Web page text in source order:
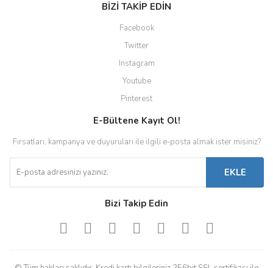
BİZİ TAKİP EDİN
Facebook
Twitter
Instagram
Youtube
Pinterest
E-Bültene Kayıt Ol!
Fırsatları, kampanya ve duyuruları ile ilgili e-posta almak ister misiniz?
EKLE
Bizi Takip Edin